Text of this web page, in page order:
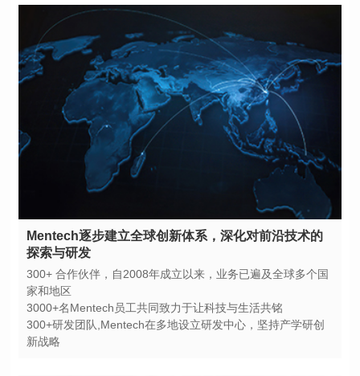
探索与研发
家和地区
3000+名Mentech员工共同致力于让科技与生活共铭
新战略